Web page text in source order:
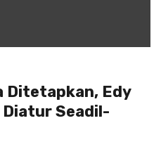
Ditetapkan, Edy
Diatur Seadil-